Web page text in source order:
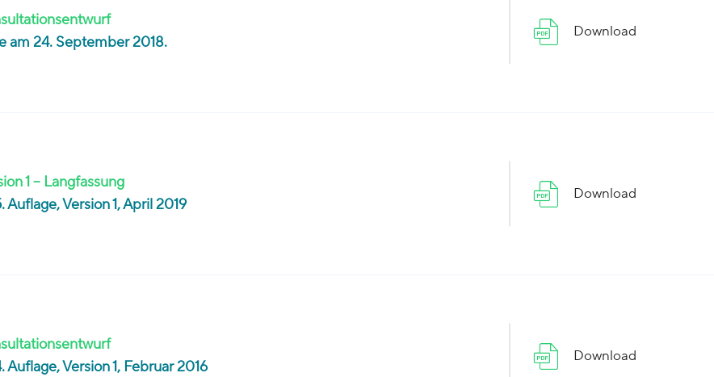
am 24. September 2018.
Download
1 – Langfassung
Version 1, April 2019
Download
Version 1, Februar 2016
Download